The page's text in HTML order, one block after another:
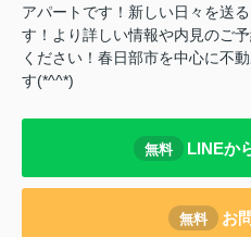
アパートです！新しい日々を送
す！より詳しい情報や内見のご
ください！春日部市を中心に不
す(*^^*)
無料 LINEか
無料 お